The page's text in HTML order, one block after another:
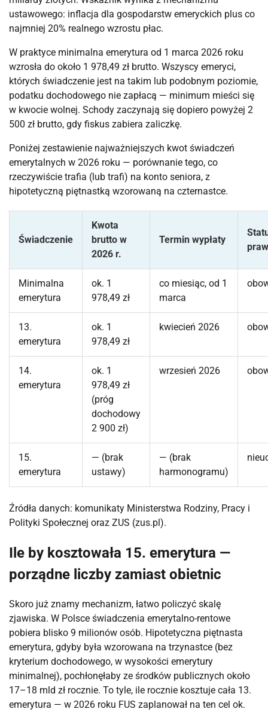
ustawowego: inflacja dla gospodarstw emeryckich plus co
najmniej 20% realnego wzrostu płac.
W praktyce minimalna emerytura od 1 marca 2026 roku
wzrosła do około 1 978,49 zł brutto. Wszyscy emeryci,
których świadczenie jest na takim lub podobnym poziomie,
podatku dochodowego nie zapłacą — minimum mieści się
w kwocie wolnej. Schody zaczynają się dopiero powyżej 2
500 zł brutto, gdy fiskus zabiera zaliczkę.
Poniżej zestawienie najważniejszych kwot świadczeń
emerytalnych w 2026 roku — porównanie tego, co
rzeczywiście trafia (lub trafi) na konto seniora, z
hipotetyczną piętnastką wzorowaną na czternastce.
Świadczenie
Kwota
brutto w
2026 r.
Termin wypłaty
Minimalna
emerytura
ok. 1
978,49 zł
co miesiąc, od 1
marca
13.
emerytura
ok. 1
978,49 zł
kwiecień 2026
14.
emerytura
ok. 1
978,49 zł
(próg
dochodowy
2 900 zł)
wrzesień 2026
15.
emerytura
— (brak
ustawy)
— (brak
harmonogramu)
Źródła danych: komunikaty Ministerstwa Rodziny, Pracy i
Polityki Społecznej oraz ZUS (zus.pl).
Ile by kosztowała 15. emerytura —
porządne liczby zamiast obietnic
Skoro już znamy mechanizm, łatwo policzyć skalę
zjawiska. W Polsce świadczenia emerytalno-rentowe
pobiera blisko 9 milionów osób. Hipotetyczna piętnasta
emerytura, gdyby była wzorowana na trzynastce (bez
kryterium dochodowego, w wysokości emerytury
minimalnej), pochłonęłaby ze środków publicznych około
17–18 mld zł rocznie. To tyle, ile rocznie kosztuje cała 13.
emerytura — w 2026 roku FUS zaplanował na ten cel ok.